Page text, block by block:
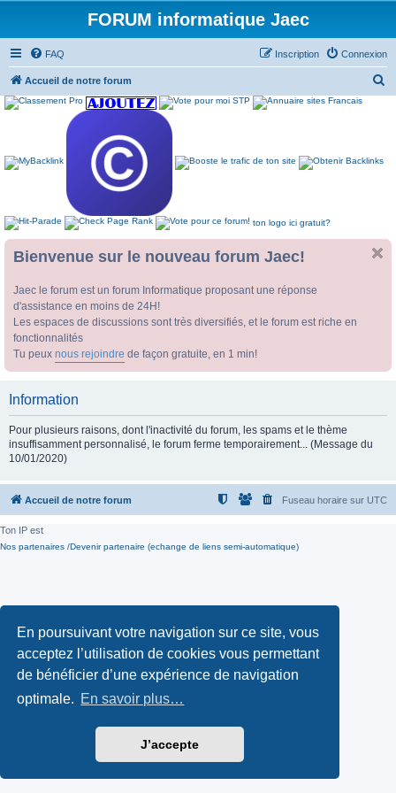
En poursuivant votre navigation sur ce site, vous
acceptez l’utilisation de cookies vous permettant
de bénéficier d’une expérience de navigation
optimale. En savoir plus…
J’accepte
FORUM informatique Jaec
FAQ Connexion
Inscription
Accueil de notre forum
ton logo ici gratuit?
Bienvenue sur le nouveau forum Jaec!
Jaec le forum est un forum Informatique proposant une réponse
d'assistance en moins de 24H!
Les espaces de discussions sont très diversifiés, et le forum est riche en
fonctionnalités
Tu peux nous rejoindre de façon gratuite, en 1 min!
Information
Pour plusieurs raisons, dont l'inactivité du forum, les spams et le thème
insuffisamment personnalisé, le forum ferme temporairement... (Message du
10/01/2020)
Accueil de notre forum Fuseau horaire sur UTC
Ton IP est
Nos partenaires /Devenir partenaire (echange de liens semi-automatique)